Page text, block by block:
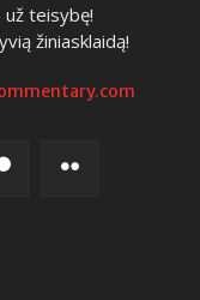
teisybę!
žiniasklaidą!